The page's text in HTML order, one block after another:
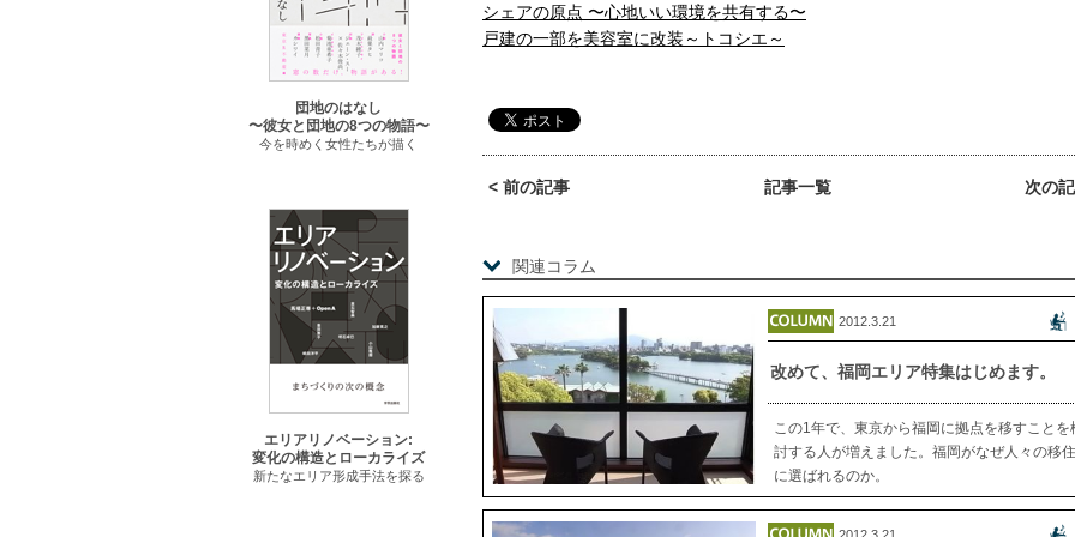
シェアの原点 〜心地いい環境を共有する〜
戸建の一部を美容室に改装～トコシエ～
< 前の記事 記事一覧 次の
関連コラム
2012.3.21
改めて、福岡エリア特集はじめます。
この1年で、東京から福岡に拠点を移すことを
討する人が増えました。福岡がなぜ人々の移
に選ばれるのか。
団地のはなし
〜彼女と団地の8つの物語〜
今を時めく女性たちが描く
エリアリノベーション:
変化の構造とローカライズ
新たなエリア形成手法を探る